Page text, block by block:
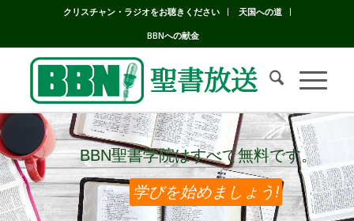
クリスチャン・ラジオをお聴きください
天国への道
BBNへの献金
BBN聖書学院はすべて無料です。
BBN聖書学院はすべて無料です。
学びを始めましょう!